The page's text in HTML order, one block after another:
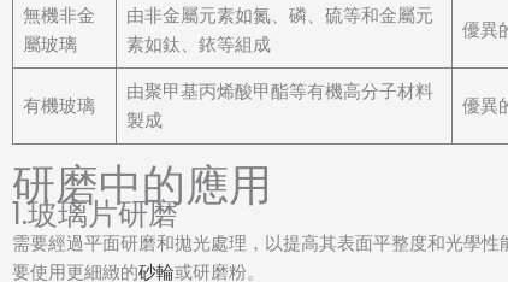
無機非金
屬玻璃
由非金屬元素如氮、磷、硫等和金屬元
素如鈦、銥等組成
優異
有機玻璃
由聚甲基丙烯酸甲酯等有機高分子材料
製成
優異
研磨中的應用
1.玻璃片研磨
需要經過平面研磨和拋光處理，以提高其表面平整度和光學
要使用更細緻的砂輪或研磨粉。